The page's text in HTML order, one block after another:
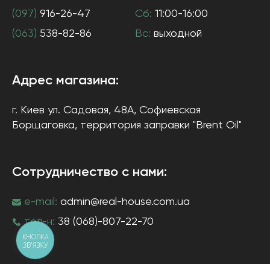
(097) 916-26-47
(063) 538-82-86
Сб: 11:00-16:00
Вс: выходной
Адрес магазина:
г. Киев ул. Садовая, 48А, Софиевская
Борщаговка, территория заправки "Brent Oil"
Сотрудничество с нами:
e-mail: admin@real-house.com.ua
тел-н: 38 (068)-807-22-70
КНОПКА
ЗВ'ЯЗКУ